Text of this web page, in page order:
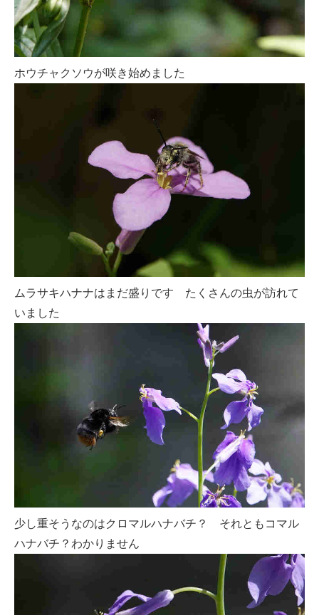
ホウチャクソウが咲き始めました
ムラサキハナナはまだ盛りです たくさんの虫が訪れて
いました
少し重そうなのはクロマルハナバチ？ それともコマル
ハナバチ？わかりません